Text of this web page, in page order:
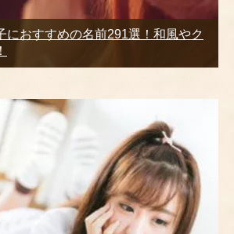
におすすめの名前291選！和風やク